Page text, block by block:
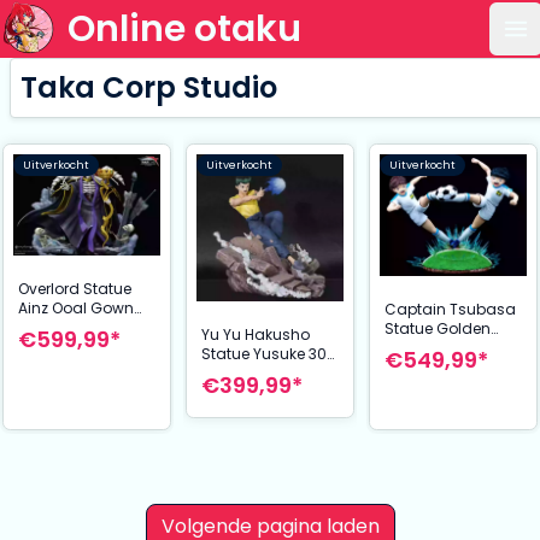
Online otaku
Taka Corp Studio
Uitverkocht
Overlord Statue
Ainz Ooal Gown
40 cm
€599,99*
Uitverkocht
Yu Yu Hakusho
Statue Yusuke 30
cm
€399,99*
Uitverkocht
Captain Tsubasa
Statue Golden
Twins Tsubasa
Ozora & Taro
€549,99*
Volgende pagina laden